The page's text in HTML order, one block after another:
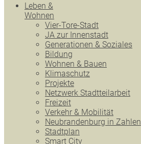
Leben &
Wohnen
Vier-Tore-Stadt
JA zur Innenstadt
Generationen & Soziales
Bildung
Wohnen & Bauen
Klimaschutz
Projekte
Netzwerk Stadtteilarbeit
Freizeit
Verkehr & Mobilität
Neubrandenburg in Zahlen
Stadtplan
Smart City